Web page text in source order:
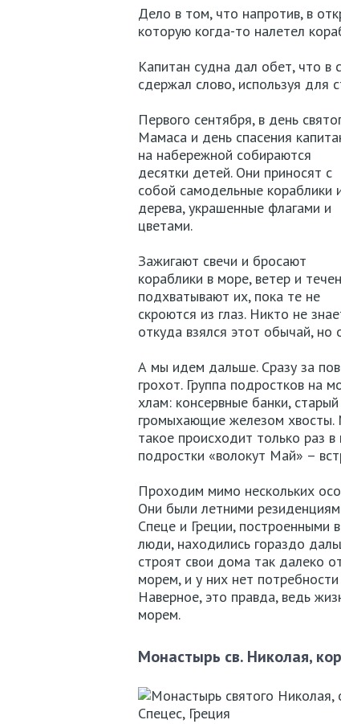
Дело в том, что напротив, в
которую когда-то налетел
Капитан судна дал обет, что в
сдержал слово, используя для
Первого сентября, в день
Мамаса и день спасения
на набережной собираются
десятки детей. Они приносят с
собой самодельные кораблики
дерева, украшенные флагами и
цветами.
Зажигают свечи и бросают
кораблики в море, ветер и
подхватывают их, пока те не
скроются из глаз. Никто не
откуда взялся этот обычай,
А мы идем дальше. Сразу за
грохот. Группа подростков на
хлам: консервные банки,
громыхающие железом
такое происходит только раз
подростки «волокут Май» –
Проходим мимо нескольких
Они были летними
Спеце и Греции, построенными
люди, находились гораздо
строят свои дома так далеко
морем, и у них нет
Наверное, это правда, ведь
морем.
Монастырь св. Николая,